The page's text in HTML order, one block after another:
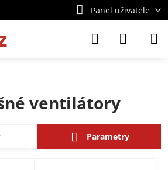
Panel uživatele
ventilátory
Parametry